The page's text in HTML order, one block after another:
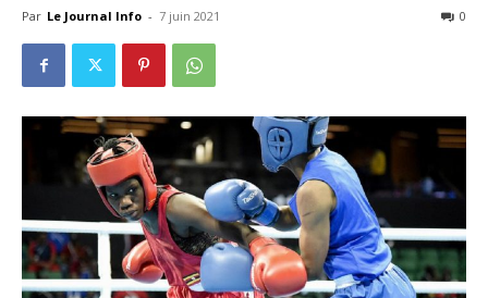
Par Le Journal Info - 7 juin 2021 0